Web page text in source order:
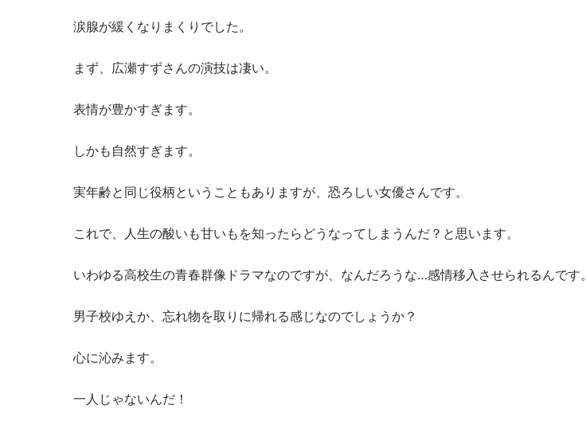
涙腺が緩くなりまくりでした。
まず、広瀬すずさんの演技は凄い。
表情が豊かすぎます。
しかも自然すぎます。
実年齢と同じ役柄ということもありますが、恐ろしい女優さんです。
これで、人生の酸いも甘いもを知ったらどうなってしまうんだ？と思います。
いわゆる高校生の青春群像ドラマなのですが、なんだろうな…感情移入させられるんです。
男子校ゆえか、忘れ物を取りに帰れる感じなのでしょうか？
心に沁みます。
一人じゃないんだ！